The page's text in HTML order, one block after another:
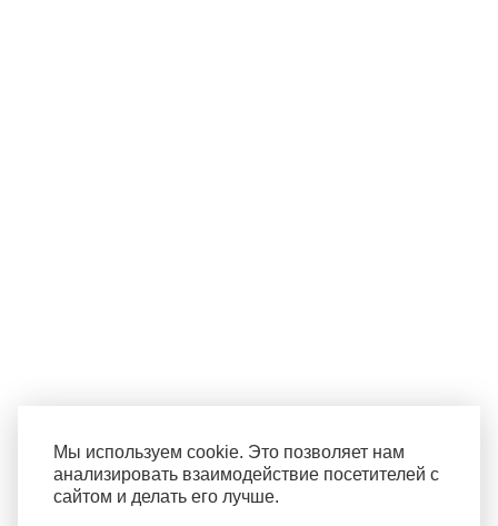
Мы используем cookie. Это позволяет нам
анализировать взаимодействие посетителей с
сайтом и делать его лучше.